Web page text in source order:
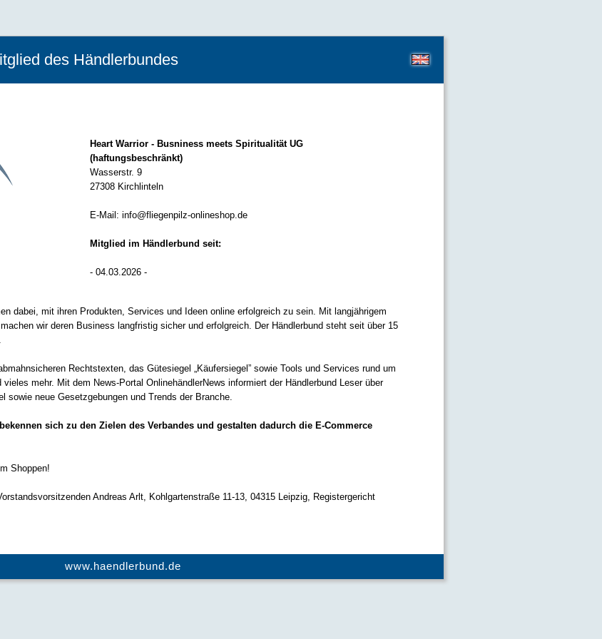
des Händlerbundes
Heart Warrior - Busniness meets Spiritualität UG
(haftungsbeschränkt)
Wasserstr. 9
27308 Kirchlinteln
E-Mail: info@fliegenpilz-onlineshop.de
Mitglied im Händlerbund seit:
- 04.03.2026 -
dabei, mit ihren Produkten, Services und Ideen online erfolgreich zu sein. Mit langjährigem
wir deren Business langfristig sicher und erfolgreich. Der Händlerbund steht seit über 15
Rechtstexten, das Gütesiegel „Käufersiegel” sowie Tools und Services rund um
mehr. Mit dem News-Portal OnlinehändlerNews informiert der Händlerbund Leser über
sowie neue Gesetzgebungen und Trends der Branche.
sich zu den Zielen des Verbandes und gestalten dadurch die E-Commerce
Shoppen!
Andreas Arlt, Kohlgartenstraße 11-13, 04315 Leipzig, Registergericht
www.haendlerbund.de